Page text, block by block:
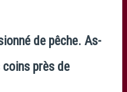
de pêche. As-
près de